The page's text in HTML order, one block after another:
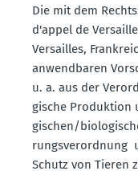
Die mit dem
d'appel de
Versailles,
anwend­baren
u. a. aus der
gische Produktion
gi­schen/
rungs­ver­ordnung
Schutz von Tieren